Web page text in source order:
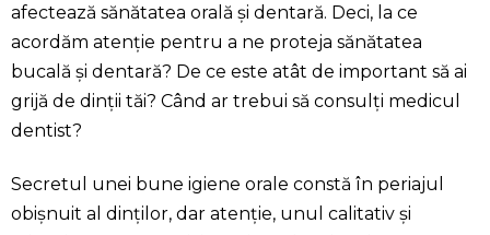
afectează sănătatea orală și dentară. Deci, la ce
acordăm atenție pentru a ne proteja sănătatea
bucală și dentară? De ce este atât de important să ai
grijă de dinții tăi? Când ar trebui să consulți medicul
dentist?
Secretul unei bune igiene orale constă în periajul
obișnuit al dinților, dar atenție, unul calitativ și